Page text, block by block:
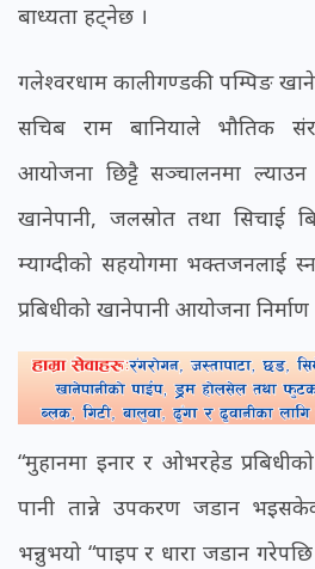
बाध्यता हट्नेछ ।
गलेश्वरधाम कालीगण्डकी पम्पिङ
सचिब राम बानियाले भौतिक
आयोजना छिट्टै सञ्चालनमा
खानेपानी, जलस्रोत तथा सिचाई
म्याग्दीको सहयोगमा भक्तजनलाई
प्रबिधीको खानेपानी आयोजना
“मुहानमा इनार र ओभरहेड
पानी तान्ने उपकरण जडान
भन्नुभयो “पाइप र धारा जडान